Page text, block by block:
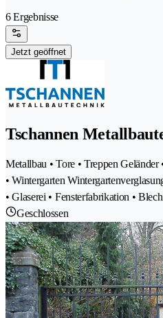
6 Ergebnisse
Jetzt geöffnet
Tschannen
Metallbau • Tore • Treppen Geländer
• Wintergarten
• Glaserei • Fensterfabrikation •
Geschlossen